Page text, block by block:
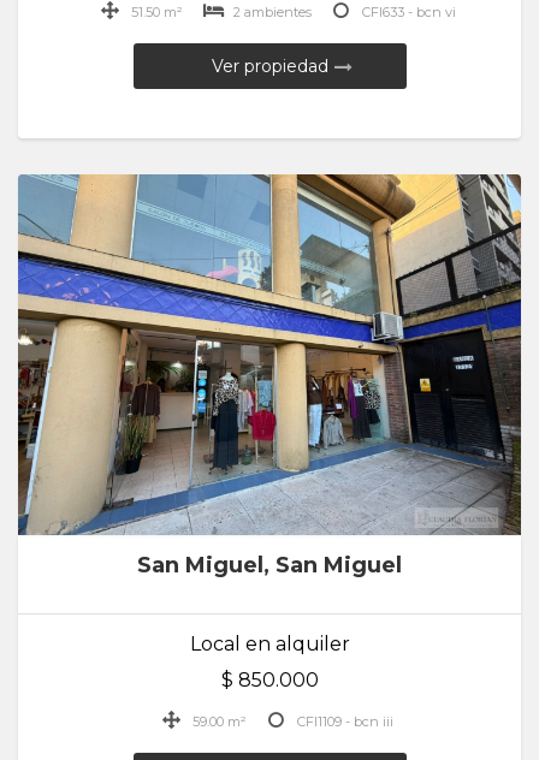
51.50 m² 2 ambientes CFI633 - bcn vi
Ver propiedad
San Miguel, San Miguel
Local en alquiler
$ 850.000
59.00 m² CFI1109 - bcn iii